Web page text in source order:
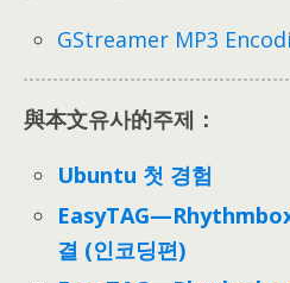
GStreamer MP3
與本文유사的주제：
Ubuntu 첫 경험
결 (인코딩편)